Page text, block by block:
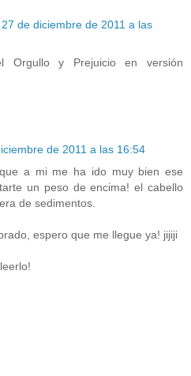
27 de diciembre de 2011 a las
Orgullo y Prejuicio en versión
de 2011 a las 16:54
a mi me ha ido muy bien ese
un peso de encima! el cabello
de sedimentos.
espero que me llegue ya! jijiji